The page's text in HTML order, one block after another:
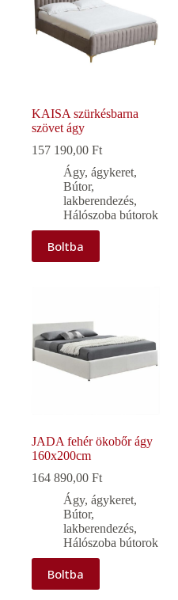
KAISA szürkésbarna
szövet ágy
157 190,00 Ft
Ágy, ágykeret,
Bútor,
lakberendezés,
Hálószoba bútorok
Boltba
JADA fehér ökobőr ágy
160x200cm
164 890,00 Ft
Ágy, ágykeret,
Bútor,
lakberendezés,
Hálószoba bútorok
Boltba